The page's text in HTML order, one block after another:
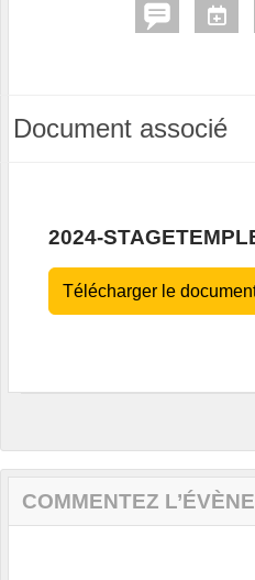
Document associé
2024-
Télécharger le
COMMENTEZ